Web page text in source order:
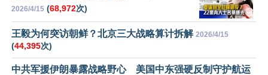
2026/4/15 (68,972次)
王毅为何突访朝鲜？北京三大战略算计拆解 2026/4/15
(44,395次)
中共军援伊朗暴露战略野心 美国中东强硬反制守护航运